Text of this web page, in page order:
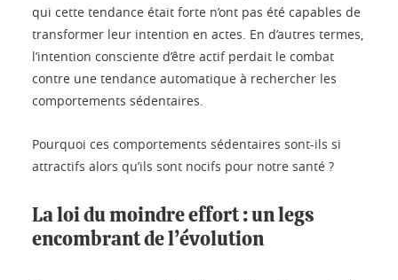
qui cette tendance était forte n’ont pas été capables de
transformer leur intention en actes. En d’autres termes,
l’intention consciente d’être actif perdait le combat
contre une tendance automatique à rechercher les
comportements sédentaires.
Pourquoi ces comportements sédentaires sont-ils si
attractifs alors qu’ils sont nocifs pour notre santé ?
La loi du moindre effort : un legs
encombrant de l’évolution